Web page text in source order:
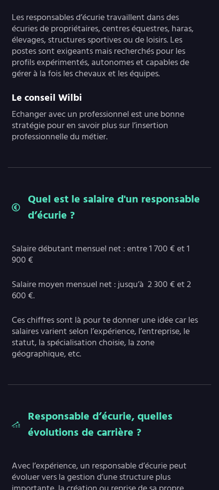
Les responsables d’écurie travaillent dans des
écuries de propriétaires, centres équestres, haras,
élevages, structures sportives ou de loisirs. Les
postes sont exigeants mais recherchés pour les
profils expérimentés, autonomes et capables de
gérer à la fois les chevaux et les équipes.
Le conseil Wilbi
Echanger avec un professionnel est une bonne
stratégie pour en savoir plus sur l’insertion
professionnelle du métier.
Quel est le salaire d'un responsable
d’écurie ?
Salaire débutant mensuel net : entre 1 700 € et 1
900 €
Salaire moyen mensuel net : jusqu’à 2 300 € et 2
600 €.
Ces chiffres sont là pour te donner une idée car les
salaires varient selon l’expérience, l’entreprise, le
statut, la spécialisation choisie, la zone
géographique, etc.
Responsable d’écurie, quelles
évolutions de carrière ?
Avec l’expérience, un responsable d’écurie peut
évoluer vers la gestion d’une structure plus